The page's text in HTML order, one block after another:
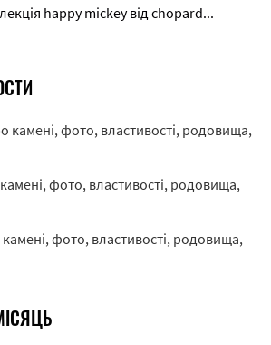
happy mickey від chopard...
камені, фото, властивості, родовища,
фото, властивості, родовища,
фото, властивості, родовища,